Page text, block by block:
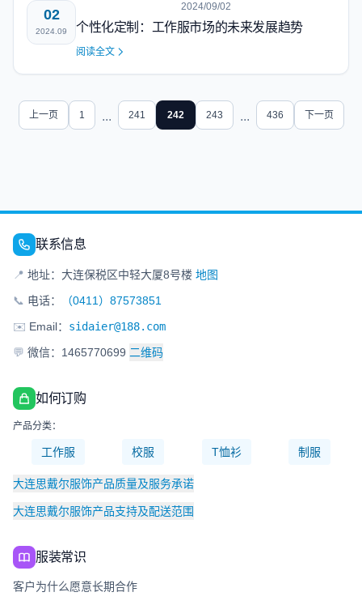
02
2024.09
2024/09/02
个性化定制：工作服市场的未来发展趋势
阅读全文
上一页 1 ... 241 242 243 ... 436 下一页
联系信息
📍 地址：大连保税区中轻大厦8号楼 地图
📞 电话：
（0411）87573851
✉️ Email： sidaier@188.com
💬 微信：1465770699 二维码
如何订购
产品分类：
工作服 校服 T恤衫 制服
大连思戴尔服饰产品质量及服务承诺
大连思戴尔服饰产品支持及配送范围
服装常识
客户为什么愿意长期合作